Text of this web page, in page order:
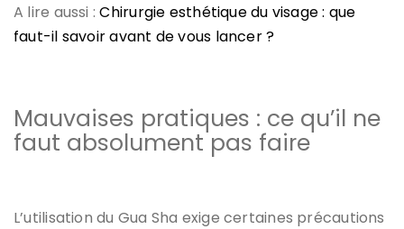
A lire aussi :Chirurgie esthétique du visage : que
faut-il savoir avant de vous lancer ?
Mauvaises pratiques : ce qu’il ne
faut absolument pas faire
L’utilisation du Gua Sha exige certaines précautions